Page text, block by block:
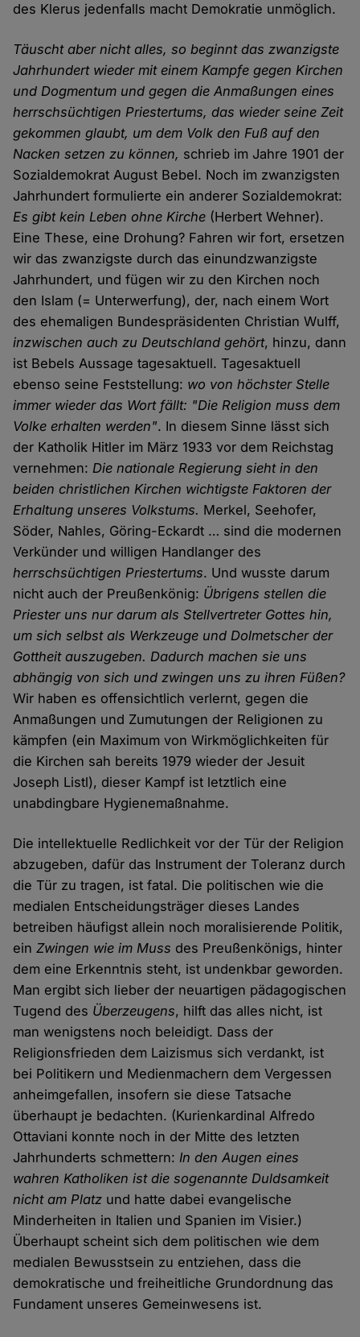
des Klerus jedenfalls macht Demokratie unmöglich.
Täuscht aber nicht alles, so beginnt das zwanzigste
Jahrhundert wieder mit einem Kampfe gegen Kirchen
und Dogmentum und gegen die Anmaßungen eines
herrschsüchtigen Priestertums, das wieder seine Zeit
gekommen glaubt, um dem Volk den Fuß auf den
Nacken setzen zu können, schrieb im Jahre 1901 der
Sozialdemokrat August Bebel. Noch im zwanzigsten
Jahrhundert formulierte ein anderer Sozialdemokrat:
Es gibt kein Leben ohne Kirche (Herbert Wehner).
Eine These, eine Drohung? Fahren wir fort, ersetzen
wir das zwanzigste durch das einundzwanzigste
Jahrhundert, und fügen wir zu den Kirchen noch
den Islam (= Unterwerfung), der, nach einem Wort
des ehemaligen Bundespräsidenten Christian Wulff,
inzwischen auch zu Deutschland gehört, hinzu, dann
ist Bebels Aussage tagesaktuell. Tagesaktuell
ebenso seine Feststellung: wo von höchster Stelle
immer wieder das Wort fällt: "Die Religion muss dem
Volke erhalten werden". In diesem Sinne lässt sich
der Katholik Hitler im März 1933 vor dem Reichstag
vernehmen:Die nationale Regierung sieht in den
beiden christlichen Kirchen wichtigste Faktoren der
Erhaltung unseres Volkstums. Merkel, Seehofer,
Söder, Nahles, Göring-Eckardt … sind die modernen
Verkünder und willigen Handlanger des
herrschsüchtigen Priestertums. Und wusste darum
nicht auch der Preußenkönig: Übrigens stellen die
Priester uns nur darum als Stellvertreter Gottes hin,
um sich selbst als Werkzeuge und Dolmetscher der
Gottheit auszugeben. Dadurch machen sie uns
abhängig von sich und zwingen uns zu ihren Füßen?
Wir haben es offensichtlich verlernt, gegen die
Anmaßungen und Zumutungen der Religionen zu
kämpfen (ein Maximum von Wirkmöglichkeiten für
die Kirchen sah bereits 1979 wieder der Jesuit
Joseph Listl), dieser Kampf ist letztlich eine
unabdingbare Hygienemaßnahme.
Die intellektuelle Redlichkeit vor der Tür der Religion
abzugeben, dafür das Instrument der Toleranz durch
die Tür zu tragen, ist fatal. Die politischen wie die
medialen Entscheidungsträger dieses Landes
betreiben häufigst allein noch moralisierende Politik,
einZwingen wie im Muss des Preußenkönigs, hinter
dem eine Erkenntnis steht, ist undenkbar geworden.
Man ergibt sich lieber der neuartigen pädagogischen
Tugend des Überzeugens, hilft das alles nicht, ist
man wenigstens noch beleidigt. Dass der
Religionsfrieden dem Laizismus sich verdankt, ist
bei Politikern und Medienmachern dem Vergessen
anheimgefallen, insofern sie diese Tatsache
überhaupt je bedachten. (Kurienkardinal Alfredo
Ottaviani konnte noch in der Mitte des letzten
Jahrhunderts schmettern:In den Augen eines
wahren Katholiken ist die sogenannte Duldsamkeit
nicht am Platz und hatte dabei evangelische
Minderheiten in Italien und Spanien im Visier.)
Überhaupt scheint sich dem politischen wie dem
medialen Bewusstsein zu entziehen, dass die
demokratische und freiheitliche Grundordnung das
Fundament unseres Gemeinwesens ist.